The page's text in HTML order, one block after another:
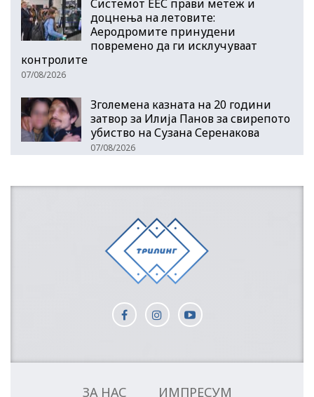
Системот ЕЕС прави метеж и
доцнења на летовите:
Аеродромите принудени
повремено да ги исклучуваат
контролите
07/08/2026
Зголемена казната на 20 години
затвор за Илија Панов за свирепото
убиство на Сузана Серенакова
07/08/2026
ЗА НАС ИМПРЕСУМ